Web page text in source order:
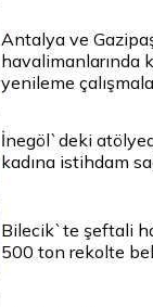
Antalya ve
havalimanlarında
yenileme
İnegöl`deki
kadına istihdam
Bilecik`te şeftali
500 ton rekolte